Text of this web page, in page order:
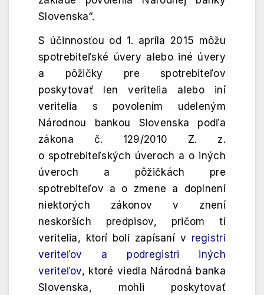
Slovenska“.
S účinnosťou od 1. apríla 2015 môžu
spotrebiteľské úvery alebo iné úvery
a pôžičky pre spotrebiteľov
poskytovať len veritelia alebo iní
veritelia s povolením udeleným
Národnou bankou Slovenska podľa
zákona č. 129/2010 Z. z.
o spotrebiteľských úveroch a o iných
úveroch a pôžičkách pre
spotrebiteľov a o zmene a doplnení
niektorých zákonov v znení
neskorších predpisov, pričom tí
veritelia, ktorí boli zapísaní v registri
veriteľov a podregistri iných
veriteľov, ktoré viedla Národná banka
Slovenska, mohli poskytovať